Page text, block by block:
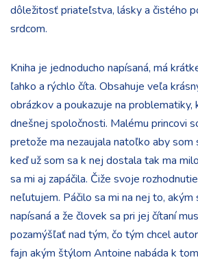
dôležitosť priateľstva, lásky a čistého
srdcom.
Kniha je jednoducho napísaná, má
ľahko a rýchlo číta. Obsahuje veľa
obrázkov a poukazuje na
dnešnej spoločnosti. Malému princovi
pretože ma nezaujala natoľko aby som
keď už som sa k nej dostala tak ma
sa mi aj zapáčila. Čiže svoje
neľutujem. Páčilo sa mi na nej to,
napísaná a že človek sa pri jej čítaní
pozamýšľať nad tým, čo tým chcel
fajn akým štýlom Antoine nabáda k